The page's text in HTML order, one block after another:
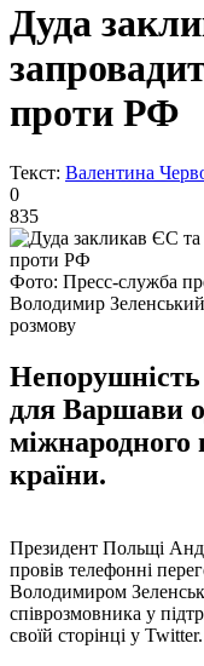
Дуда
проти РФ
Текст: Валентина
0
835
Фото: Пресс-служба
Володимир
розмову
Непорушність
для Варшави
міжнародного
країни.
Президент Польщі
провів телефонні
Володимиром
співрозмовника у
своїй сторінці у Twitter.